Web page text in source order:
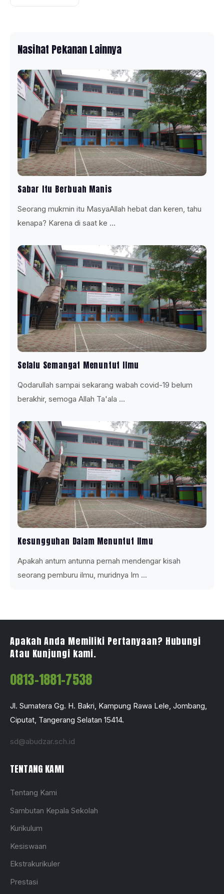
Nasihat Pekanan Lainnya
Sabar Itu Berbuah Manis
Seorang mukmin itu MasyaAllah hebat dan keren, tahu
kenapa? Karena di saat ke ...
Selalu Semangat Menuntut Ilmu
Qodarullah sampai sekarang wabah covid-19 belum
berakhir, semoga Allah Ta'ala ...
Kesungguhan Dalam Menuntut Ilmu
Apakah antum antunna pernah mendengar kisah
seorang pemburu ilmu, muridnya Im ...
Apakah Anda Memiliki Pertanyaan? Hubungi
Atau Kunjungi kami.
0813-1881-7538
Jl. Sumatera Gg. H. Bakri, Kampung Rawa Lele, Jombang,
Ciputat, Tangerang Selatan 15414.
sd@abudzar.sch.id
TENTANG KAMI
Tentang Kami
Sambutan Kepala Sekolah
Kurikulum
Kesiswaan
Ekstrakurikuler
Prestasi